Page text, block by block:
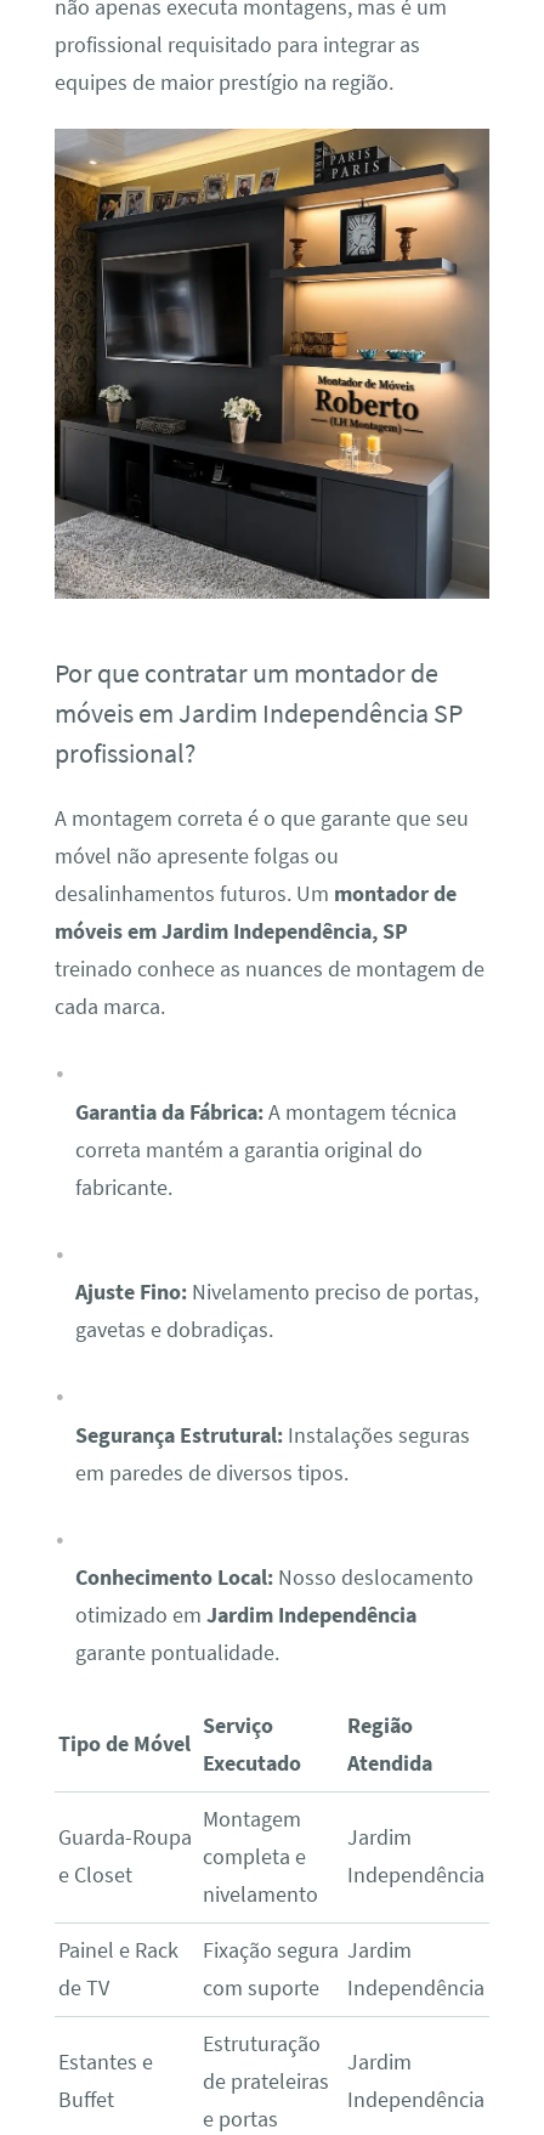
não apenas executa montagens, mas é um
profissional requisitado para integrar as
equipes de maior prestígio na região.
Por que contratar um montador de
móveis em Jardim Independência SP
profissional?
A montagem correta é o que garante que seu
móvel não apresente folgas ou
desalinhamentos futuros. Um montador de
móveis em Jardim Independência, SP
treinado conhece as nuances de montagem de
cada marca.
Garantia da Fábrica:A montagem técnica
correta mantém a garantia original do
fabricante.
Ajuste Fino:Nivelamento preciso de portas,
gavetas e dobradiças.
Segurança Estrutural:Instalações seguras
em paredes de diversos tipos.
Conhecimento Local:Nosso deslocamento
otimizado em Jardim Independência
garante pontualidade.
Tipo de Móvel
Serviço
Executado
Região
Atendida
Guarda-Roupa
e Closet
Montagem
completa e
nivelamento
Jardim
Independência
Painel e Rack
de TV
Fixação segura
com suporte
Jardim
Independência
Estantes e
Buffet
Estruturação
de prateleiras
e portas
Jardim
Independência